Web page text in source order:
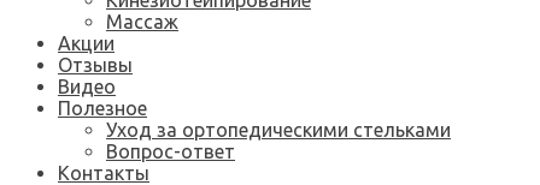
Массаж
Акции
Отзывы
Видео
Полезное
Уход за ортопедическими стельками
Вопрос-ответ
Контакты